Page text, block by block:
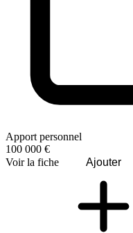
Apport personnel
100 000 €
Voir la fiche
Ajouter